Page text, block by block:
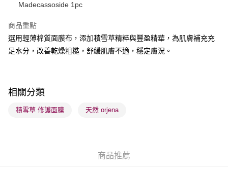
送貨方式
順豐自助櫃 - 確認發貨後1-3個工作天送達
順豐站及營業點 - 確認發貨後1-3個工作天送達
Madecassoside 1pc
商品重點
選用輕薄棉質面膜布，添加積雪草精粹與豐盈精華，為肌膚補充充
足水分，改善乾燥粗糙，舒緩肌膚不適，穩定膚況。
相關分類
積雪草 修護面膜 天然 orjena
商品推薦